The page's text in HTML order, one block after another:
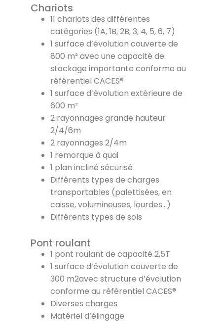
Chariots
11 chariots des différentes
catégories (1A, 1B, 2B, 3, 4, 5, 6, 7)
1 surface d’évolution couverte de
800 m² avec une capacité de
stockage importante conforme au
référentiel CACES®
1 surface d’évolution extérieure de
600 m²
2 rayonnages grande hauteur
2/4/6m
2 rayonnages 2/4m
1 remorque à quai
1 plan incliné sécurisé
Différents types de charges
transportables (palettisées, en
caisse, volumineuses, lourdes…)
Différents types de sols
Pont roulant
1 pont roulant de capacité 2,5T
1 surface d’évolution couverte de
300 m2avec structure d’évolution
conforme au référentiel CACES®
Diverses charges
Matériel d’élingage